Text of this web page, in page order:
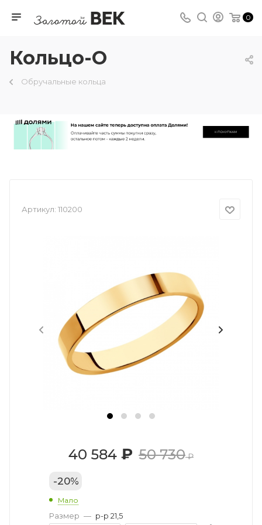
0
Кольцо-О
Обручальные кольца
Артикул: 110200
40 584 ₽ 50 730₽
-20%
Мало
Размер — р-р 21,5